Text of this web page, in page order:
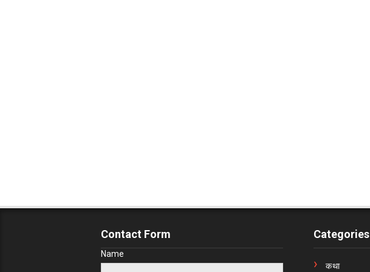
Contact Form
Name
Categories
कथा